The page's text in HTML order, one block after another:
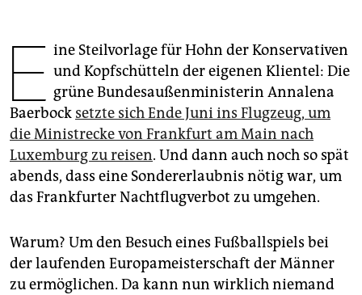
genossenschaft
epaper login
E ine Steilvorlage für Hohn der Konservativen
und Kopfschütteln der eigenen Klientel: Die
grüne Bundesaußenministerin Annalena
Baerbock setzte sich Ende Juni ins Flugzeug, um
die Ministrecke von Frankfurt am Main nach
Luxemburg zu reisen. Und dann auch noch so spät
abends, dass eine Sondererlaubnis nötig war, um
das Frankfurter Nachtflugverbot zu umgehen.
Warum? Um den Besuch eines Fußballspiels bei
der laufenden Europameisterschaft der Männer
zu ermöglichen. Da kann nun wirklich niemand